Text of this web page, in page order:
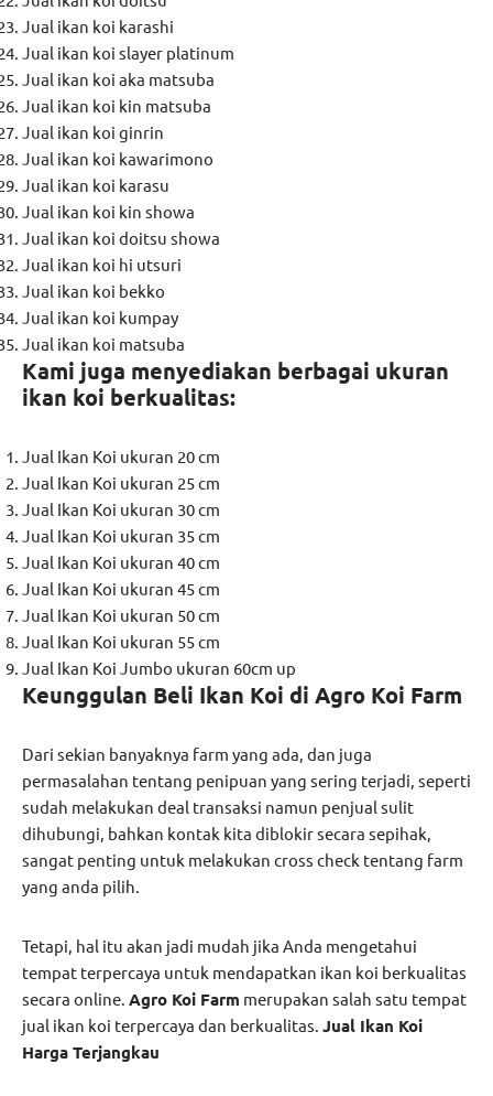
Jual ikan koi karashi
Jual ikan koi slayer platinum
Jual ikan koi aka matsuba
Jual ikan koi kin matsuba
Jual ikan koi ginrin
Jual ikan koi kawarimono
Jual ikan koi karasu
Jual ikan koi kin showa
Jual ikan koi doitsu showa
Jual ikan koi hi utsuri
Jual ikan koi bekko
Jual ikan koi kumpay
Jual ikan koi matsuba
Kami juga menyediakan berbagai ukuran
ikan koi berkualitas:
Jual Ikan Koi ukuran 20 cm
Jual Ikan Koi ukuran 25 cm
Jual Ikan Koi ukuran 30 cm
Jual Ikan Koi ukuran 35 cm
Jual Ikan Koi ukuran 40 cm
Jual Ikan Koi ukuran 45 cm
Jual Ikan Koi ukuran 50 cm
Jual Ikan Koi ukuran 55 cm
Jual Ikan Koi Jumbo ukuran 60cm up
Keunggulan Beli Ikan Koi di Agro Koi Farm
Dari sekian banyaknya farm yang ada, dan juga
permasalahan tentang penipuan yang sering terjadi, seperti
sudah melakukan deal transaksi namun penjual sulit
dihubungi, bahkan kontak kita diblokir secara sepihak,
sangat penting untuk melakukan cross check tentang farm
yang anda pilih.
Tetapi, hal itu akan jadi mudah jika Anda mengetahui
tempat terpercaya untuk mendapatkan ikan koi berkualitas
secara online. Agro Koi Farm merupakan salah satu tempat
jual ikan koi terpercaya dan berkualitas. Jual Ikan Koi
Harga Terjangkau